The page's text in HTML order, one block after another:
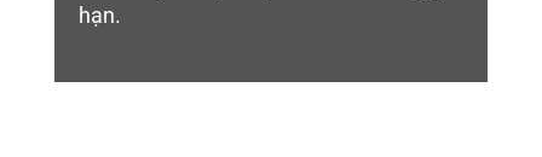
hạn.